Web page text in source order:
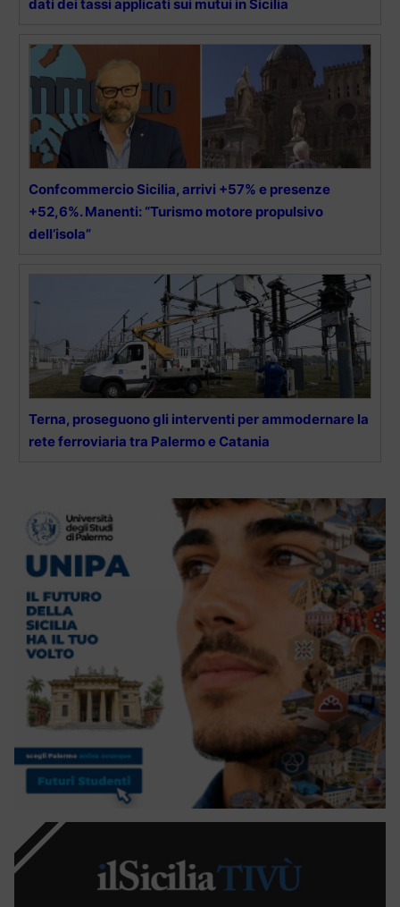
dati dei tassi applicati sui mutui in Sicilia
Confcommercio Sicilia, arrivi +57% e presenze
+52,6%. Manenti: “Turismo motore propulsivo
dell’isola”
Terna, proseguono gli interventi per ammodernare la
rete ferroviaria tra Palermo e Catania